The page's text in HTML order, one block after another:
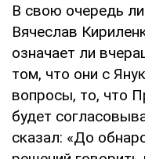
В свою очередь
Вячеслав
означает ли
том, что они с
вопросы, то, что
будет
сказал: «До